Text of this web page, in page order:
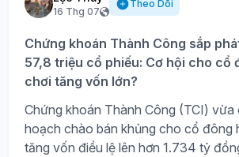
16 Thg 07
Theo Dõi
Chứng khoán Thành Công sắp
57,8 triệu cổ phiếu: Cơ hội cho cổ
chơi tăng vốn lớn?
Chứng khoán Thành Công (TCI) vừa
hoạch chào bán khủng cho cổ đông
tăng vốn điều lệ lên hơn 1.734 tỷ